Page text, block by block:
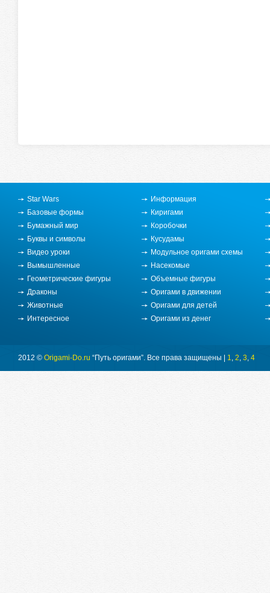
Star Wars
Базовые формы
Бумажный мир
Буквы и символы
Видео уроки
Вымышленные
Геометрические фигуры
Драконы
Животные
Интересное
Информация
Киригами
Коробочки
Кусудамы
Модульное оригами схемы
Насекомые
Объемные фигуры
Оригами в движении
Оригами для детей
Оригами из денег
2012 © Origami-Do.ru “Путь оригами”. Все права защищены | 1, 2, 3, 4